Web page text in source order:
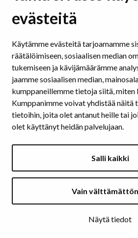
evästeitä
Käytämme evästeitä tarjoamamme
räätälöimiseen, sosiaalisen median
tukemiseen ja kävijämäärämme
jaamme sosiaalisen median,
kumppaneillemme tietoja siitä, miten
Kumppanimme voivat yhdistää näitä
tietoihin, joita olet antanut heille tai
olet käyttänyt heidän palvelujaan.
Salli kaikki
Vain
Näytä tiedot
Hyödyllisiä sivustoja ja työkaluja
Saavutettavuus sosiaalisessa mediassa
SAAVUTETTAVAT ASIAKIRJAT
Tekstinkäsittelyohjelmat
Esitysohjelmat
Pdf
KUVA JA ÄÄNI
Kuvien vaihtoehtoiset tekstit
Videot ja äänitteet
ARTIKKELIT